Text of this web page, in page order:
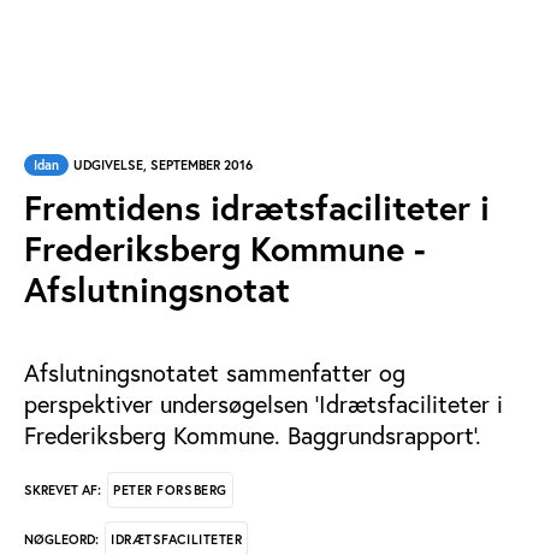
Idan UDGIVELSE, SEPTEMBER 2016
Fremtidens idrætsfaciliteter i
Frederiksberg Kommune -
Afslutningsnotat
Afslutningsnotatet sammenfatter og
perspektiver undersøgelsen 'Idrætsfaciliteter i
Frederiksberg Kommune. Baggrundsrapport'.
SKREVET AF: PETER FORSBERG
NØGLEORD: IDRÆTSFACILITETER